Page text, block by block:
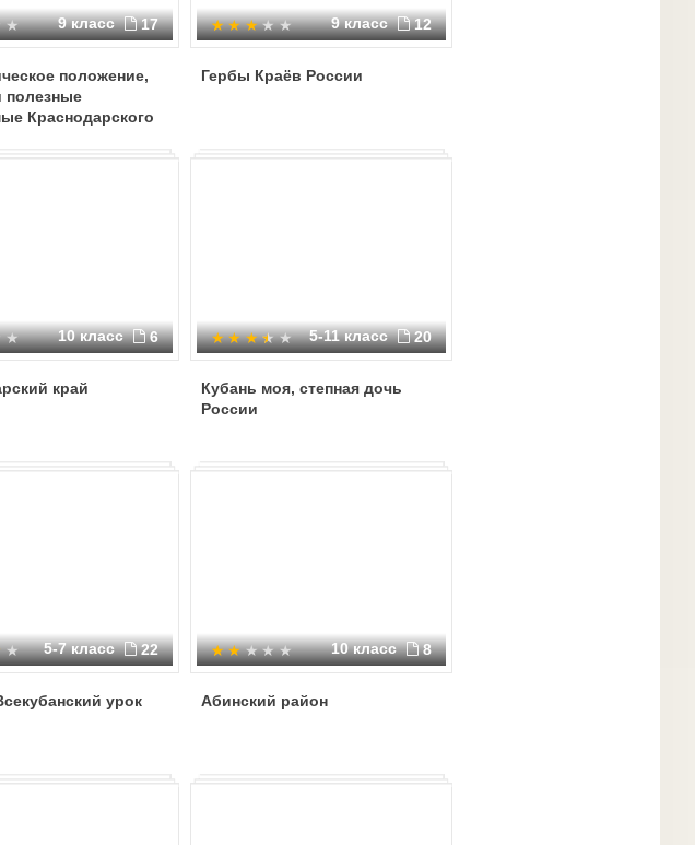
средняя больше и имеет лазоревые (синие, голубые) ленты, несущий на
крест (крест с мечами "За службу на Кавказе"). Щит увенчан
императорский орел. По сторонам за щитом накрест положены четыре
знамени с золотым изображением коронованных вензелей императрицы
II и императоров Павла I, Александра I и Николая I, окруженных такими
9 класс 17
положение,
полезные
Краснодарского
9 класс 12
Гербы Краёв России
10 класс 6
край
5-11 класс 20
Кубань моя, степная дочь
России
5-7 класс 22
урок
10 класс 8
Абинский район